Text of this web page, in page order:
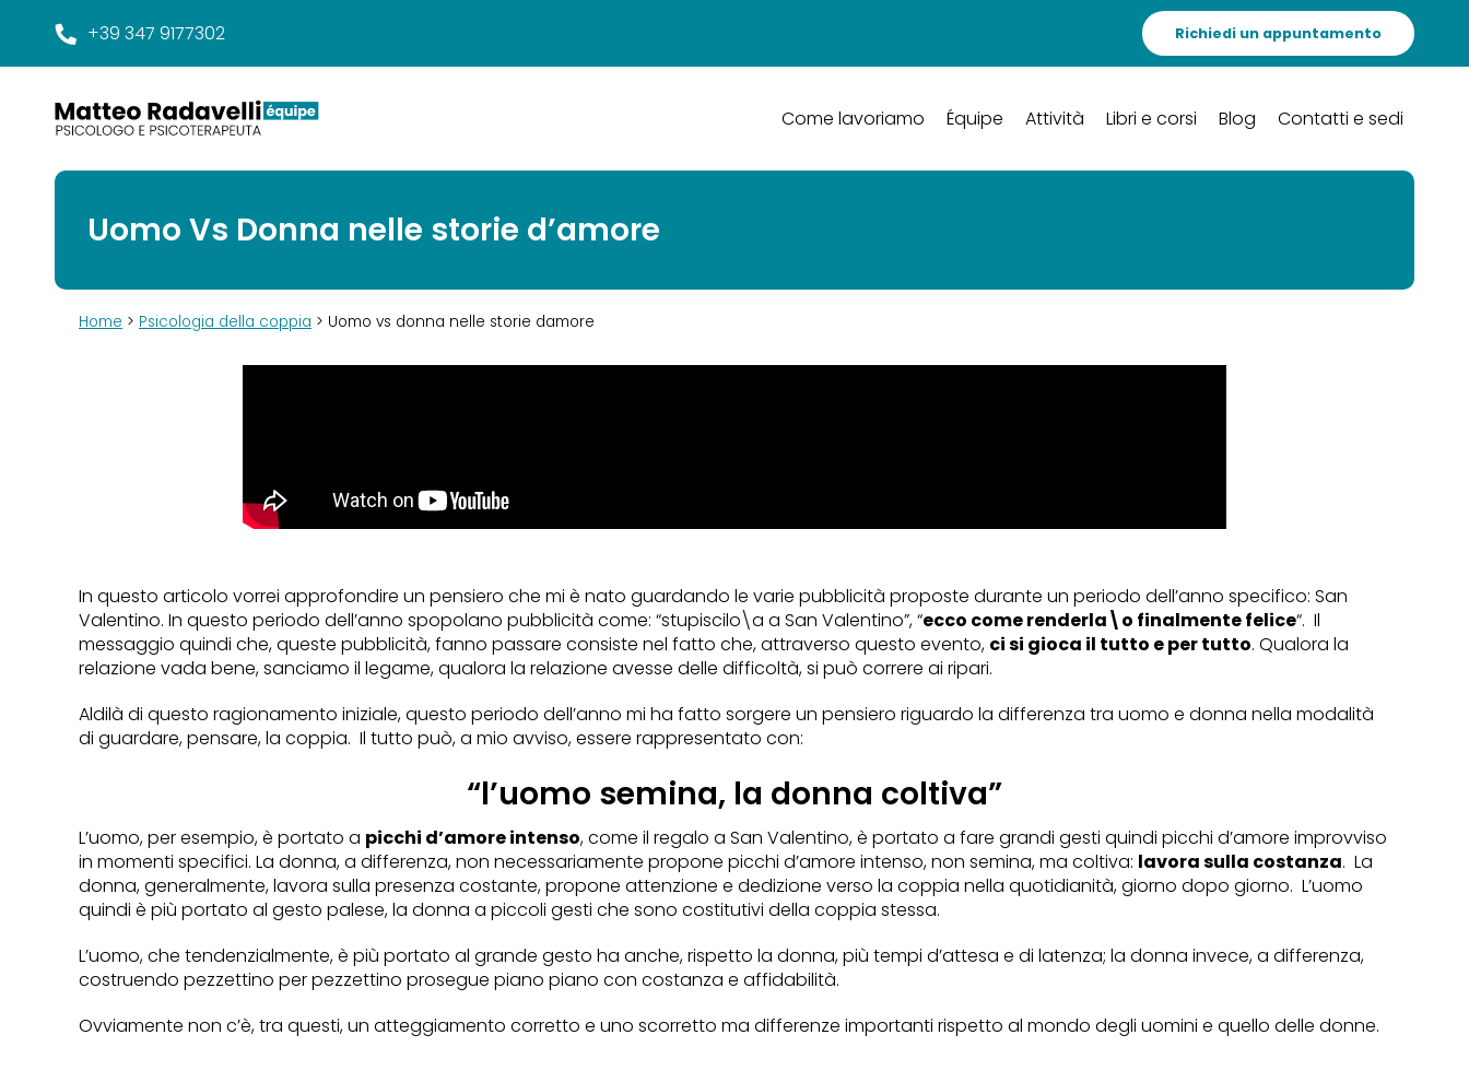
+39 347 9177302 Richiedi un appuntamento
Come lavoriamo Équipe Attività Libri e corsi Blog Contatti e sedi
Uomo Vs Donna nelle storie d’amore
Home > Psicologia della coppia > Uomo vs donna nelle storie damore
In questo articolo vorrei approfondire un pensiero che mi è nato guardando le varie pubblicità proposte durante un periodo dell’anno specifico: San
Valentino. In questo periodo dell’anno spopolano pubblicità come: “stupiscilo\a a San Valentino”, “ecco come renderla\o finalmente felice“. Il
messaggio quindi che, queste pubblicità, fanno passare consiste nel fatto che, attraverso questo evento, ci si gioca il tutto e per tutto. Qualora la
relazione vada bene, sanciamo il legame, qualora la relazione avesse delle difficoltà, si può correre ai ripari.
Aldilà di questo ragionamento iniziale, questo periodo dell’anno mi ha fatto sorgere un pensiero riguardo la differenza tra uomo e donna nella modalità
di guardare, pensare, la coppia. Il tutto può, a mio avviso, essere rappresentato con:
“l’uomo semina, la donna coltiva”
L’uomo, per esempio, è portato a picchi d’amore intenso, come il regalo a San Valentino, è portato a fare grandi gesti quindi picchi d’amore improvviso
in momenti specifici. La donna, a differenza, non necessariamente propone picchi d’amore intenso, non semina, ma coltiva: lavora sulla costanza. La
donna, generalmente, lavora sulla presenza costante, propone attenzione e dedizione verso la coppia nella quotidianità, giorno dopo giorno. L’uomo
quindi è più portato al gesto palese, la donna a piccoli gesti che sono costitutivi della coppia stessa.
L’uomo, che tendenzialmente, è più portato al grande gesto ha anche, rispetto la donna, più tempi d’attesa e di latenza; la donna invece, a differenza,
costruendo pezzettino per pezzettino prosegue piano piano con costanza e affidabilità.
Ovviamente non c’è, tra questi, un atteggiamento corretto e uno scorretto ma differenze importanti rispetto al mondo degli uomini e quello delle donne.